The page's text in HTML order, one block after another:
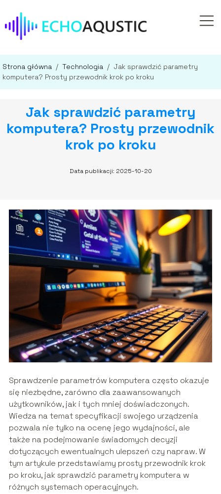
Strona główna / Technologia / Jak sprawdzić parametry
komputera? Prosty przewodnik krok po kroku
Jak sprawdzić parametry
komputera? Prosty przewodnik
krok po kroku
Data publikacji: 2025-10-20
Sprawdzenie parametrów komputera często okazuje
się niezbędne, zarówno dla zaawansowanych
użytkowników, jak i tych mniej doświadczonych.
Wiedza na temat specyfikacji swojego urządzenia
pozwala nie tylko na ocenę jego wydajności, ale
także na podejmowanie świadomych decyzji
dotyczących ewentualnych ulepszeń czy napraw. W
tym artykule przedstawiamy prosty przewodnik krok
po kroku, jak sprawdzić parametry komputera w
różnych systemach operacyjnych.